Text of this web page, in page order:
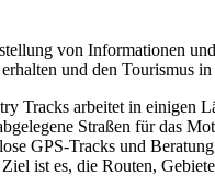
von Informationen
und den Tourismus
Tracks arbeitet in einigen
Straßen für das
GPS-Tracks und
ist es, die Routen,